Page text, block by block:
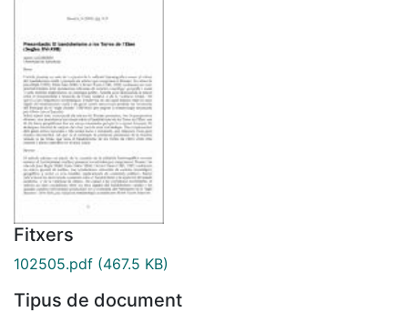
Fitxers
102505.pdf (467.5 KB)
Tipus de document